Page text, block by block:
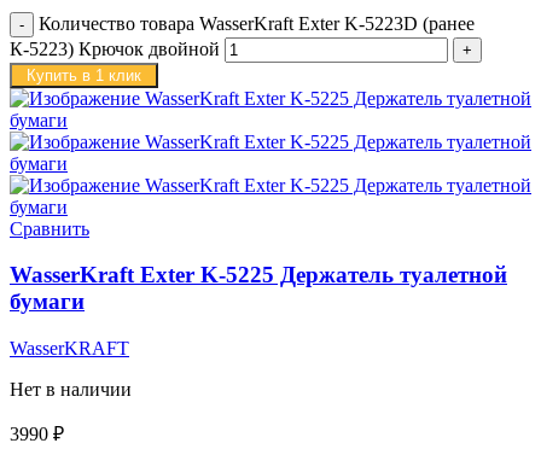
Количество товара WasserKraft Exter K-5223D (ранее
К-5223) Крючок двойной
Купить в 1 клик
Сравнить
WasserKraft Exter K-5225 Держатель туалетной
бумаги
WasserKRAFT
Нет в наличии
3990 ₽